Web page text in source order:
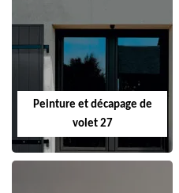
Peinture et décapage de
volet 27